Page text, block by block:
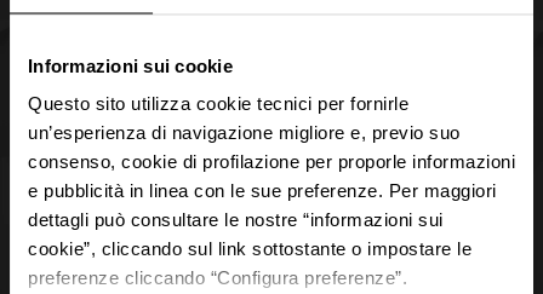
Informazioni sui cookie
Questo sito utilizza cookie tecnici per fornirle
un’esperienza di navigazione migliore e, previo suo
consenso, cookie di profilazione per proporle informazioni
e pubblicità in linea con le sue preferenze. Per maggiori
dettagli può consultare le nostre “informazioni sui
cookie”, cliccando sul link sottostante o impostare le
preferenze cliccando “Configura preferenze”.